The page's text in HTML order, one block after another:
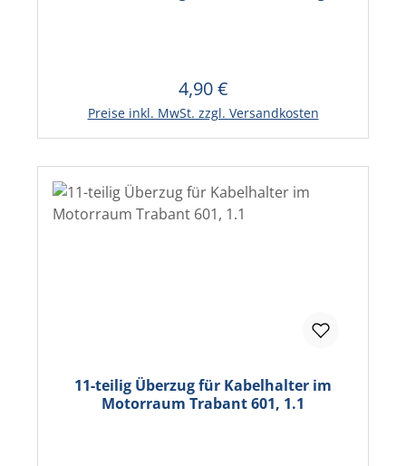
Regulärer Preis:
4,90 €
Preise inkl. MwSt. zzgl. Versandkosten
In den Warenkorb
11-teilig Überzug für Kabelhalter im
Motorraum Trabant 601, 1.1